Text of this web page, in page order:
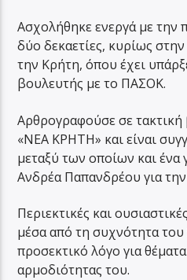
Ασχολήθηκε ενεργά με την
δύο δεκαετίες, κυρίως
την Κρήτη, όπου έχει
βουλευτής με το ΠΑΣΟΚ.
Αρθρογραφούσε σε
«ΝΕΑ ΚΡΗΤΗ» και είναι
μεταξύ των οποίων και
Ανδρέα Παπανδρέου για
Περιεκτικές και
μέσα από τη συχνότητα του
προσεκτικό λόγο για
αρμοδιότητας του.